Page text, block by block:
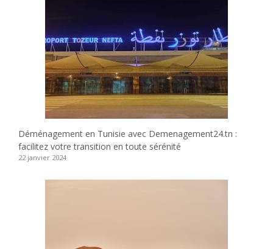
Déménagement en Tunisie avec Demenagement24.tn :
facilitez votre transition en toute sérénité
22 janvier 2024